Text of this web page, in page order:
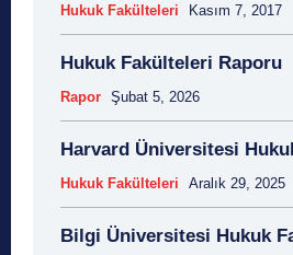
Hukuk Fakülteleri Kasım 7, 2017
Hukuk Fakülteleri Raporu
Rapor Şubat 5, 2026
Harvard Üniversitesi
Hukuk Fakülteleri Aralık 29, 2025
Bilgi Üniversitesi Hukuk